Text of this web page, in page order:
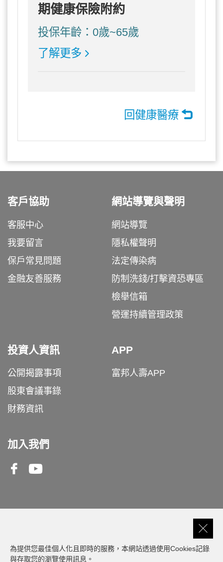
期健康保險附約
投保年齡：0歲~65歲
了解更多
回健康醫療
客戶協助
客服中心
我要留言
保戶常見問題
金融友善服務
網站導覽與聲明
網站導覽
隱私權聲明
法定傳染病
防制洗錢/打擊資恐專區
檢舉信箱
營運持續管理政策
投資人資訊
公開揭露事項
股東會議事錄
財務資訊
APP
富邦人壽APP
加入我們
客服專線0809-000-550
為提供您最佳個人化且即時的服務，本網站透過使用Cookies記錄
與存取您的瀏覽使用訊息。